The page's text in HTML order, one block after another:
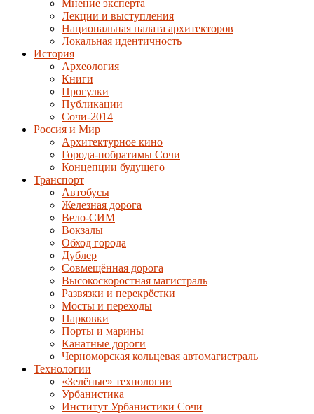
Мнение эксперта
Лекции и выступления
Национальная палата архитекторов
Локальная идентичность
История
Археология
Книги
Прогулки
Публикации
Сочи-2014
Россия и Мир
Архитектурное кино
Города-побратимы Сочи
Концепции будущего
Транспорт
Автобусы
Железная дорога
Вело-СИМ
Вокзалы
Обход города
Дублер
Совмещённая дорога
Высокоскоростная магистраль
Развязки и перекрёстки
Мосты и переходы
Парковки
Порты и марины
Канатные дороги
Черноморская кольцевая автомагистраль
Технологии
«Зелёные» технологии
Урбанистика
Институт Урбанистики Сочи